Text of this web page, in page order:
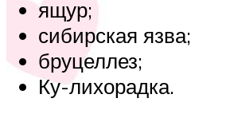
ящур;
сибирская язва;
бруцеллез;
Ку-лихорадка.